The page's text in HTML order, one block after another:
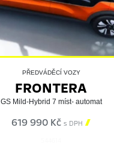
PŘEDVÁDĚCÍ VOZY
FRONTERA
GS Mild-Hybrid 7 míst- automat
619 990 Kč s DPH 